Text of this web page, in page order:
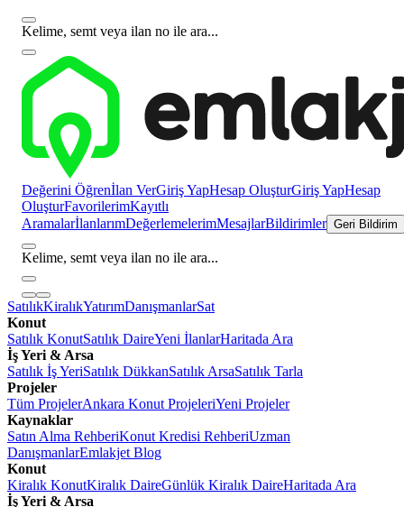
Kelime, semt veya ilan no ile ara...
Değerini Öğrenİlan VerGiriş YapHesap OluşturGiriş YapHesap
OluşturFavorilerimKayıtlı
AramalarİlanlarımDeğerlemelerimMesajlarBildirimler Geri Bildirim
Kelime, semt veya ilan no ile ara...
SatılıkKiralıkYatırımDanışmanlarSat
Konut
Satılık KonutSatılık DaireYeni İlanlarHaritada Ara
İş Yeri & Arsa
Satılık İş YeriSatılık DükkanSatılık ArsaSatılık Tarla
Projeler
Tüm ProjelerAnkara Konut ProjeleriYeni Projeler
Kaynaklar
Satın Alma RehberiKonut Kredisi RehberiUzman
DanışmanlarEmlakjet Blog
Konut
Kiralık KonutKiralık DaireGünlük Kiralık DaireHaritada Ara
İş Yeri & Arsa